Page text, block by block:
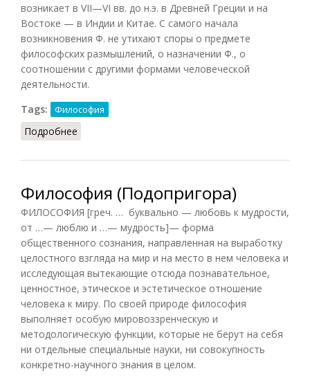
возникает в VII—VI вв. до н.э. в Древней Греции и на
Востоке — в Индии и Китае. С самого начала
возникновения Ф. не утихают споры о предмете
философских размышлений, о назначении Ф., о
соотношении с другими формами человеческой
деятельности.
Tags:
Философия
Подробнее
Философия (Подопригора)
ФИЛОСОФИЯ [греч. … буквально — любовь к мудрости,
от …— люблю и …— мудрость]— форма
общественного сознания, направленная на выработку
целостного взгляда на мир и на место в нем человека и
исследующая вытекающие отсюда познавательное,
ценностное, этическое и эстетическое отношение
человека к миру. По своей природе философия
выполняет особую мировоззренческую и
методологическую функции, которые не берут на себя
ни отдельные специальные науки, ни совокупность
конкретно-научного знания в целом.